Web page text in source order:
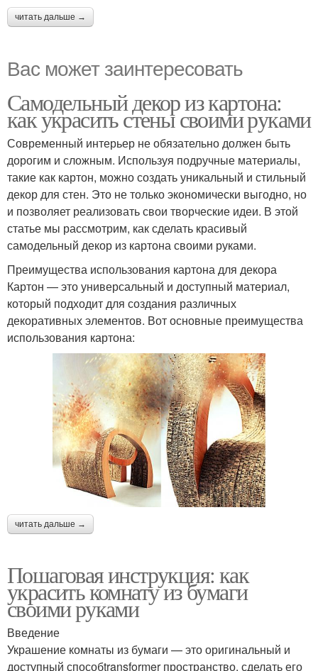
читать дальше →
Вас может заинтересовать
Самодельный декор из картона:
как украсить стены своими руками
Современный интерьер не обязательно должен быть
дорогим и сложным. Используя подручные материалы,
такие как картон, можно создать уникальный и стильный
декор для стен. Это не только экономически выгодно, но
и позволяет реализовать свои творческие идеи. В этой
статье мы рассмотрим, как сделать красивый
самодельный декор из картона своими руками.
Преимущества использования картона для декора
Картон — это универсальный и доступный материал,
который подходит для создания различных
декоративных элементов. Вот основные преимущества
использования картона:
читать дальше →
Пошаговая инструкция: как
украсить комнату из бумаги
своими руками
Введение
Украшение комнаты из бумаги — это оригинальный и
доступный способtransformer пространство, сделать его